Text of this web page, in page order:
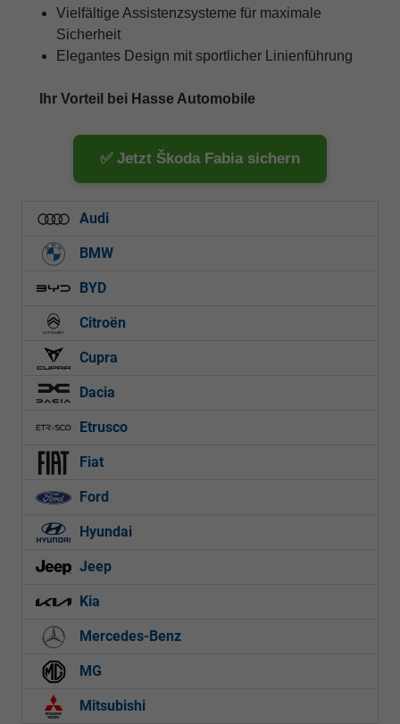
Vielfältige Assistenzsysteme für maximale
Sicherheit
Elegantes Design mit sportlicher Linienführung
Ihr Vorteil bei Hasse Automobile
✅ Jetzt Škoda Fabia sichern
Audi
BMW
BYD
Citroën
Cupra
Dacia
Etrusco
Fiat
Ford
Hyundai
Jeep
Kia
Mercedes-Benz
MG
Mitsubishi